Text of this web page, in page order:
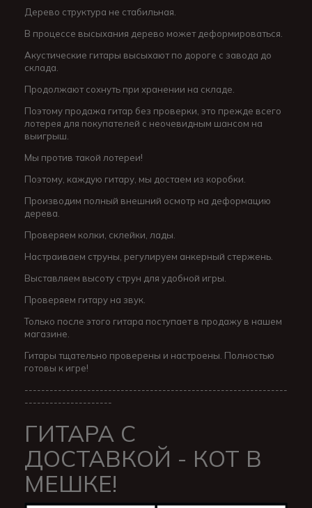
Дерево структура не стабильная.
В процессе высыхания дерево может деформироваться.
Акустические гитары высыхают по дороге с завода до
склада.
Продолжают сохнуть при хранении на складе.
Поэтому продажа гитар без проверки, это прежде всего
лотерея для покупателей с неочевидным шансом на
выигрыш.
Мы против такой лотереи!
Поэтому, каждую гитару, мы достаем из коробки.
Производим полный внешний осмотр на деформацию
дерева.
Проверяем колки, склейки, лады.
Настраиваем струны, регулируем анкерный стержень.
Выставляем высоту струн для удобной игры.
Проверяем гитару на звук.
Только после этого гитара поступает в продажу в нашем
магазине.
Гитары тщательно проверены и настроены. Полностью
готовы к игре!
---------------------------------------------------------------
---------------------
ГИТАРА С
ДОСТАВКОЙ - КОТ В
МЕШКЕ!